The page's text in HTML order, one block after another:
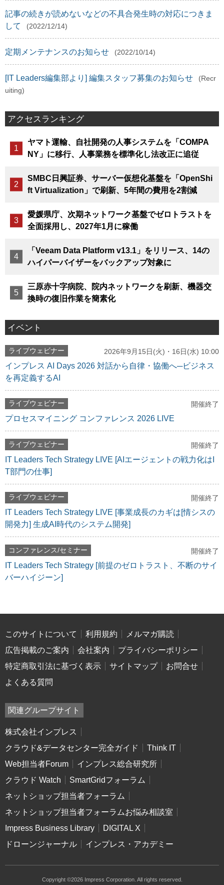
記事の続きが読めないなどの不具合発生時の対応につきま
して
(2022/12/14)
定期メンテナンスのお知らせ (2022/10/14)
[IT Leaders編集部より] 編集スタッフ募集のお知らせ
(Recr
uiting)
アクセスランキング
ヤマト運輸、自社開発の人事システムを「COMPA
NY」に移行、人事業務を標準化し法改正に追従
SMBC日興証券、サーバー仮想化基盤を「OpenShi
ft Virtualization」で刷新、5年間の費用を2割減
愛媛県庁、次期ネットワーク基盤でゼロトラストを
全面採用し、2027年1月に稼働
「Veeam Data Platform v13.1」をリリース、14の
ハイパーバイザーをバックアップ対象に
三原赤十字病院、院内ネットワークを刷新、機器交
換時の復旧作業を簡素化
イベント
ライブウェビナー 2026年9月15日(火)・16日(水) 10:00
インプレス AI Days 2026 対話から自律・協働へ─ビジネス
を再定義するAI
ライブウェビナー 開催終了
プロセスマイニング コンファレンス 2026 LIVE
ライブウェビナー 開催終了
IT Leaders Tech Strategy LIVE [AIエージェントの戦力化はI
T部門の仕事]
ライブウェビナー 開催終了
IT Leaders Tech Strategy LIVE [事業成長のカギは[情シスの
開発力] 生成AI時代のシステム開発]
コンファレンス/セミナー 開催終了
IT Leaders Tech Strategy [前提のゼロトラスト、不断のサイ
バーハイジーン]
このサイトについて 利用規約
メルマガ購読
広告掲載のご案内
会社案内
プライバシーポリシー
特定商取引法に基づく表示
サイトマップ
お問合せ
よくある質問
関連グループサイト
株式会社インプレス
クラウド&データセンター完全ガイド
Think IT
Web担当者Forum
インプレス総合研究所
クラウド Watch
SmartGridフォーラム
ネットショップ担当者フォーラム
ネットショップ担当者フォーラムお悩み相談室
Impress Business Library
DIGITAL X
ドローンジャーナル
インプレス・アカデミー
Copyright ©2026 Impress Corporation. All rights reserved.